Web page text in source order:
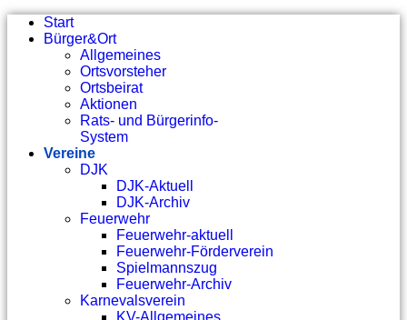
Start
Bürger&Ort
Allgemeines
Ortsvorsteher
Ortsbeirat
Aktionen
Rats- und Bürgerinfo-
System
Vereine
DJK
DJK-Aktuell
DJK-Archiv
Feuerwehr
Feuerwehr-aktuell
Feuerwehr-Förderverein
Spielmannszug
Feuerwehr-Archiv
Karnevalsverein
KV-Allgemeines